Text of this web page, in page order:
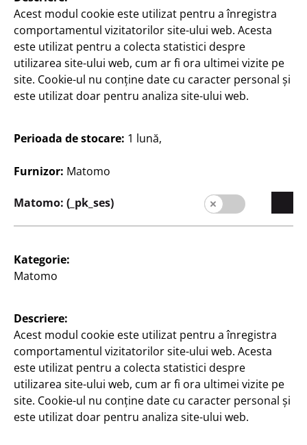
1 Lei/bucată
10
Lei
A4, cu bandă elastică,
diverse culori
Portofel Oxford
Acest modul cookie este utilizat pentru a înregistra
comportamentul vizitatorilor site-ului web. Acesta
este utilizat pentru a colecta statistici despre
utilizarea site-ului web, cum ar fi ora ultimei vizite pe
site. Cookie-ul nu conține date cu caracter personal și
este utilizat doar pentru analiza site-ului web.
Perioada de stocare: 1 lună,
Furnizor: Matomo
Matomo: (_pk_ses)
Kategorie:
Matomo
Descriere:
Acest modul cookie este utilizat pentru a înregistra
comportamentul vizitatorilor site-ului web. Acesta
este utilizat pentru a colecta statistici despre
utilizarea site-ului web, cum ar fi ora ultimei vizite pe
site. Cookie-ul nu conține date cu caracter personal și
este utilizat doar pentru analiza site-ului web.